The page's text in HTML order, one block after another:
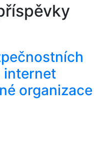
internet
organizace